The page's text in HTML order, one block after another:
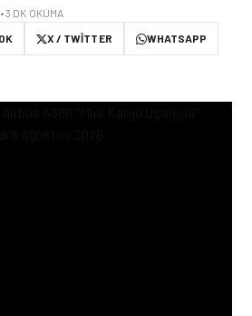
3 DK OKUMA
X / TWITTER WHATSAPP